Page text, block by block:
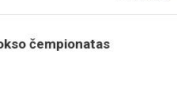
čempionatas